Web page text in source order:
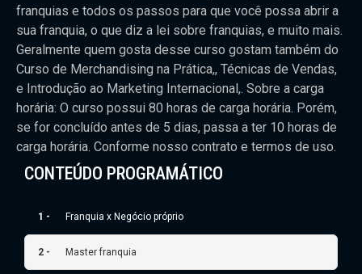
franquias e todos os passos para que você possa abrir a
sua franquia, o que diz a lei sobre franquias, e muito mais.
Geralmente quem gosta desse curso gostam também do
Curso de Merchandising na Prática,, Técnicas de Vendas,
e Introdução ao Marketing Internacional,. Sobre a carga
horária: O curso possui 80 horas de carga horária. Porém,
se for concluído antes de 5 dias, passa a ter 10 horas de
carga horária. Conforme nosso contrato e termos de uso.
CONTEÚDO PROGRAMÁTICO
1 - Franquia x Negócio próprio
2 - Master franquia